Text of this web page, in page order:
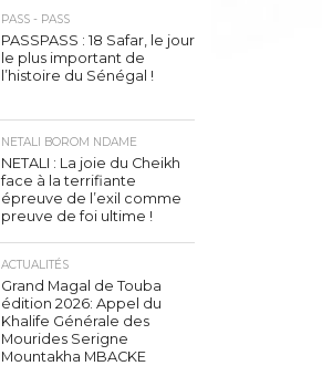
PASS - PASS
PASSPASS : 18 Safar, le jour
le plus important de
l’histoire du Sénégal !
NETALI BOROM NDAME
NETALI : La joie du Cheikh
face à la terrifiante
épreuve de l’exil comme
preuve de foi ultime !
ACTUALITÉS
Grand Magal de Touba
édition 2026: Appel du
Khalife Générale des
Mourides Serigne
Mountakha MBACKE